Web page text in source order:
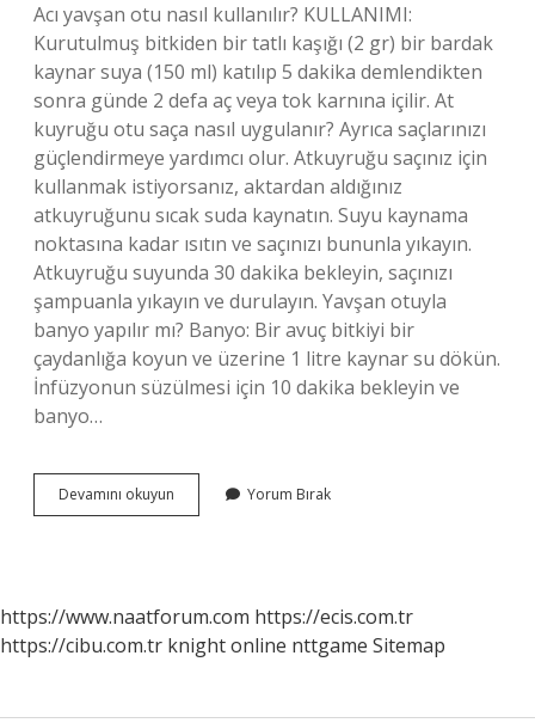
Acı yavşan otu nasıl kullanılır? KULLANIMI:
Kurutulmuş bitkiden bir tatlı kaşığı (2 gr) bir bardak
kaynar suya (150 ml) katılıp 5 dakika demlendikten
sonra günde 2 defa aç veya tok karnına içilir. At
kuyruğu otu saça nasıl uygulanır? Ayrıca saçlarınızı
güçlendirmeye yardımcı olur. Atkuyruğu saçınız için
kullanmak istiyorsanız, aktardan aldığınız
atkuyruğunu sıcak suda kaynatın. Suyu kaynama
noktasına kadar ısıtın ve saçınızı bununla yıkayın.
Atkuyruğu suyunda 30 dakika bekleyin, saçınızı
şampuanla yıkayın ve durulayın. Yavşan otuyla
banyo yapılır mı? Banyo: Bir avuç bitkiyi bir
çaydanlığa koyun ve üzerine 1 litre kaynar su dökün.
İnfüzyonun süzülmesi için 10 dakika bekleyin ve
banyo…
Devamını okuyun
Yavşan
Yorum Bırak
https://www.naatforum.com https://ecis.com.tr
https://cibu.com.tr knight online nttgame Sitemap